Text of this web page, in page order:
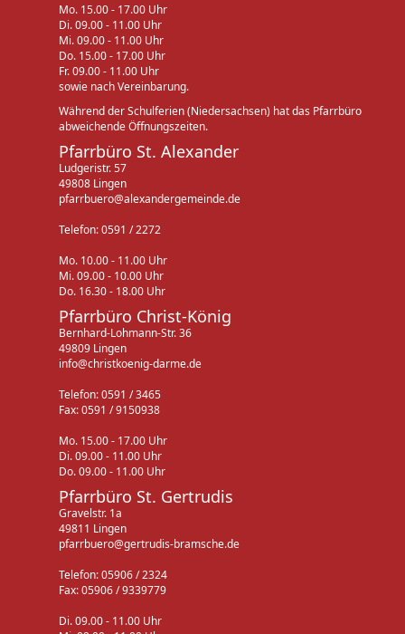
Mo. 15.00 - 17.00 Uhr
Di. 09.00 - 11.00 Uhr
Mi. 09.00 - 11.00 Uhr
Do. 15.00 - 17.00 Uhr
Fr. 09.00 - 11.00 Uhr
sowie nach Vereinbarung.
Während der Schulferien (Niedersachsen) hat das Pfarrbüro
abweichende Öffnungszeiten.
Pfarrbüro St. Alexander
Ludgeristr. 57
49808 Lingen
pfarrbuero@alexandergemeinde.de
Telefon: 0591 / 2272
Mo. 10.00 - 11.00 Uhr
Mi. 09.00 - 10.00 Uhr
Do. 16.30 - 18.00 Uhr
Pfarrbüro Christ-König
Bernhard-Lohmann-Str. 36
49809 Lingen
info@christkoenig-darme.de
Telefon: 0591 / 3465
Fax: 0591 / 9150938
Mo. 15.00 - 17.00 Uhr
Di. 09.00 - 11.00 Uhr
Do. 09.00 - 11.00 Uhr
Pfarrbüro St. Gertrudis
Gravelstr. 1a
49811 Lingen
pfarrbuero@gertrudis-bramsche.de
Telefon: 05906 / 2324
Fax: 05906 / 9339779
Di. 09.00 - 11.00 Uhr